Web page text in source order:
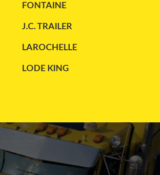
FONTAINE
J.C. TRAILER
LAROCHELLE
LODE KING
TRAILEX
UTILITY